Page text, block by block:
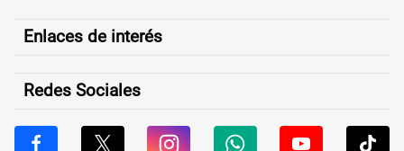
Enlaces de interés
Redes Sociales